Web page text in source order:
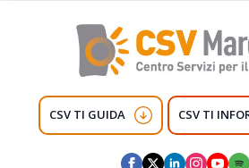
CSV TI GUIDA CSV TI